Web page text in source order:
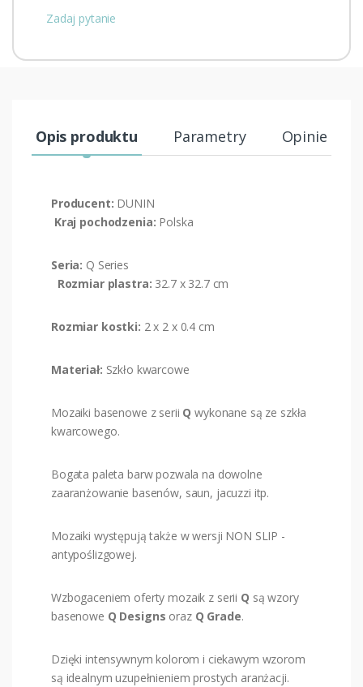
Zadaj pytanie
Opis produktu Parametry Opinie (0)
Producent: DUNIN
Kraj pochodzenia: Polska
Seria: Q Series
Rozmiar plastra: 32.7 x 32.7 cm
Rozmiar kostki: 2 x 2 x 0.4 cm
Materiał: Szkło kwarcowe
Mozaiki basenowe z serii Qwykonane są ze szkła
kwarcowego.
Bogata paleta barw pozwala na dowolne
zaaranżowanie basenów, saun, jacuzzi itp.
Mozaiki występują także w wersji NON SLIP -
antypoślizgowej.
Wzbogaceniem oferty mozaik z serii Q są wzory
basenowe Q Designs oraz Q Grade.
Dzięki intensywnym kolorom i ciekawym wzorom
są idealnym uzupełnieniem prostych aranżacji.